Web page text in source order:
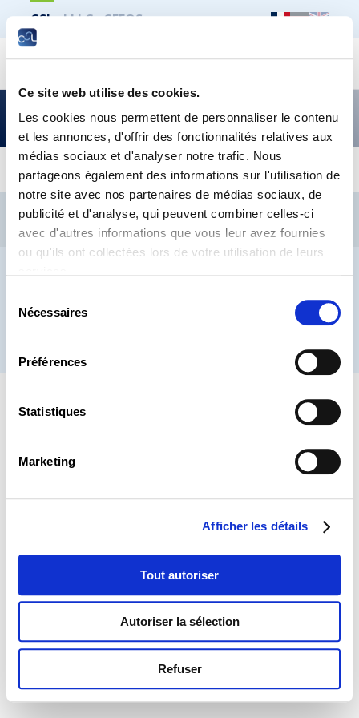
Ce site web utilise des cookies.
Les cookies nous permettent de personnaliser le contenu
et les annonces, d'offrir des fonctionnalités relatives aux
médias sociaux et d'analyser notre trafic. Nous
partageons également des informations sur l'utilisation de
notre site avec nos partenaires de médias sociaux, de
publicité et d'analyse, qui peuvent combiner celles-ci
avec d'autres informations que vous leur avez fournies
ou qu'ils ont collectées lors de votre utilisation de leurs
Nécessaires
Préférences
Statistiques
Marketing
Afficher les détails
Tout autoriser
Autoriser la sélection
Refuser
CSL LLLC CEFOS
édition mai 2023
CSL LLLC
CEFOS
Contact
Jobs Inscription Newsletters